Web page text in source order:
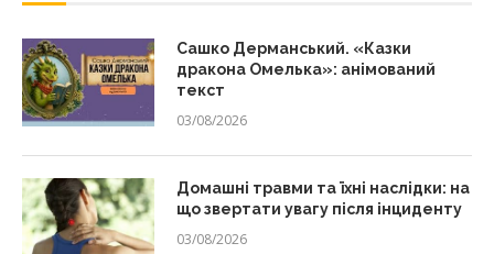
Сашко Дерманський. «Казки
дракона Омелька»: анімований
текст
03/08/2026
Домашні травми та їхні наслідки: на
що звертати увагу після інциденту
03/08/2026